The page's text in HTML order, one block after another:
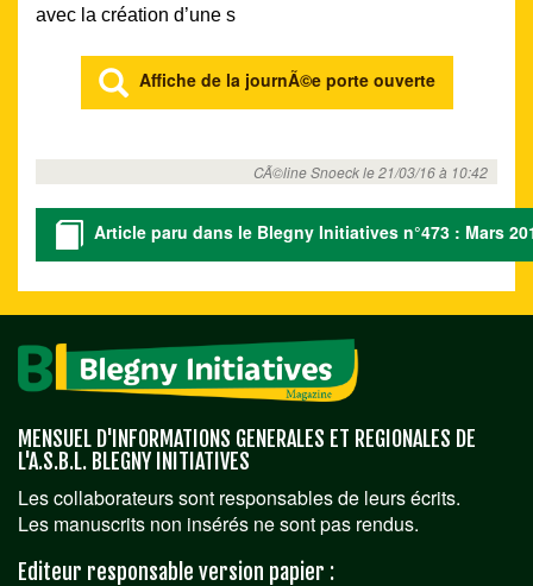
avec la création d’une s
Affiche de la journÃ©e porte ouverte
CÃ©line Snoeck le 21/03/16 à 10:42
Article paru dans le Blegny Initiatives n°473 : Mars
MENSUEL D'INFORMATIONS GENERALES ET REGIONALES DE
L'A.S.B.L. BLEGNY INITIATIVES
Les collaborateurs sont responsables de leurs écrits.
Les manuscrits non insérés ne sont pas rendus.
Editeur responsable version papier :